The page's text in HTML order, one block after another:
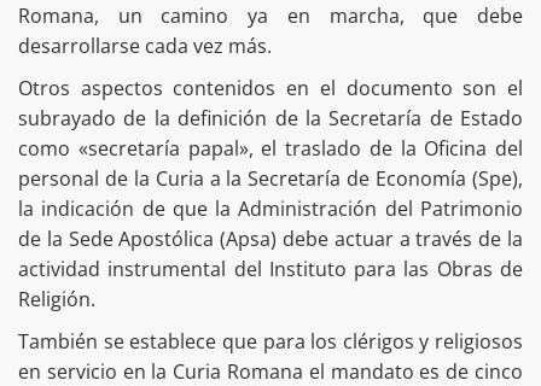
Romana, un camino ya en marcha, que debe
desarrollarse cada vez más.
Otros aspectos contenidos en el documento son el
subrayado de la definición de la Secretaría de Estado
como «secretaría papal», el traslado de la Oficina del
personal de la Curia a la Secretaría de Economía (Spe),
la indicación de que la Administración del Patrimonio
de la Sede Apostólica (Apsa) debe actuar a través de la
actividad instrumental del Instituto para las Obras de
Religión.
También se establece que para los clérigos y religiosos
en servicio en la Curia Romana el mandato es de cinco